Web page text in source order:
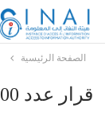
الصفحة الرئيسية
قرار عدد 2019/700 بتاريخ 2019/11/28